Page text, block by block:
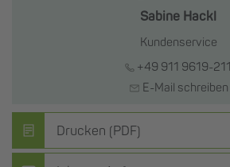
Sabine Hackl
Kundenservice
+49 911 9619-211
E-Mail schreiben
Drucken (PDF)